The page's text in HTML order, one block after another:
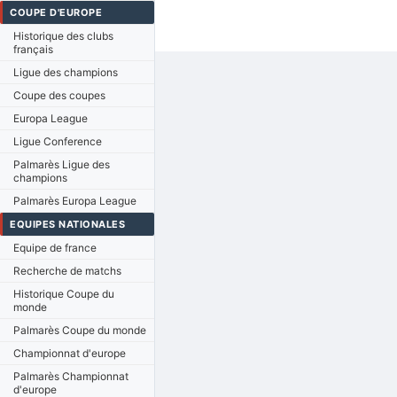
COUPE D'EUROPE
Historique des clubs
français
Ligue des champions
Coupe des coupes
Europa League
Ligue Conference
Palmarès Ligue des
champions
Palmarès Europa League
EQUIPES NATIONALES
Equipe de france
Recherche de matchs
Historique Coupe du
monde
Palmarès Coupe du monde
Championnat d'europe
Palmarès Championnat
d'europe